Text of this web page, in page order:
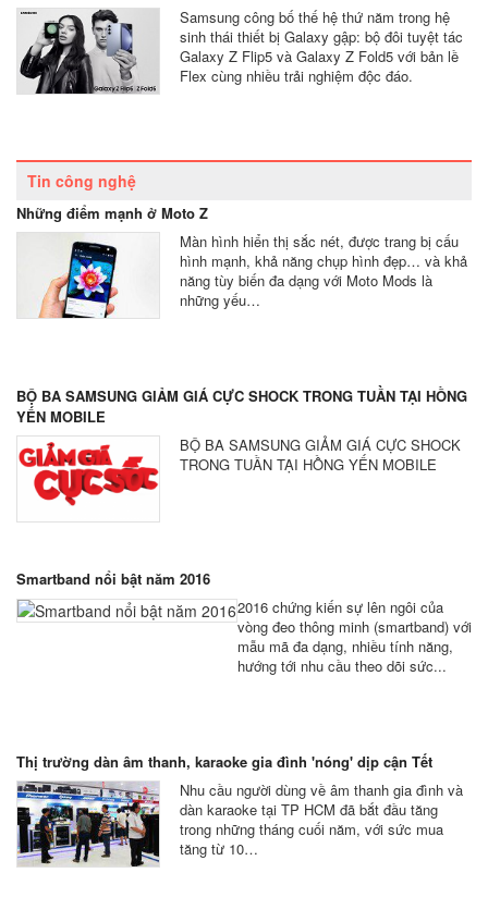
Samsung công bố thế hệ thứ năm trong hệ
sinh thái thiết bị Galaxy gập: bộ đôi tuyệt tác
Galaxy Z Flip5 và Galaxy Z Fold5 với bản lề
Flex cùng nhiều trải nghiệm độc đáo.
Tin công nghệ
Những điểm mạnh ở Moto Z
Màn hình hiển thị sắc nét, được trang bị cấu
hình mạnh, khả năng chụp hình đẹp… và khả
năng tùy biến đa dạng với Moto Mods là
những yếu…
BỘ BA SAMSUNG GIẢM GIÁ CỰC SHOCK TRONG TUẦN TẠI HỒNG
YẾN MOBILE
BỘ BA SAMSUNG GIẢM GIÁ CỰC SHOCK
TRONG TUẦN TẠI HỒNG YẾN MOBILE
Smartband nổi bật năm 2016
2016 chứng kiến sự lên ngôi của
vòng đeo thông minh (smartband) với
mẫu mã đa dạng, nhiều tính năng,
hướng tới nhu cầu theo dõi sức...
Thị trường dàn âm thanh, karaoke gia đình 'nóng' dịp cận Tết
Nhu cầu người dùng về âm thanh gia đình và
dàn karaoke tại TP HCM đã bắt đầu tăng
trong những tháng cuối năm, với sức mua
tăng từ 10…